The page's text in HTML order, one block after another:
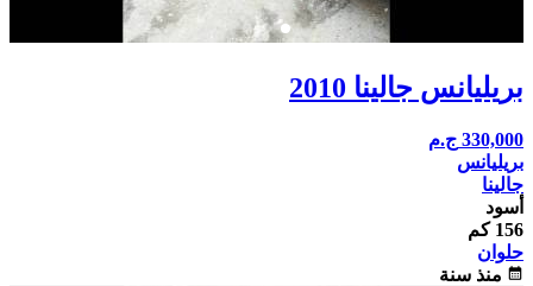
بريليانس جالينا 2010
330,000 ج.م
بريليانس
جالينا
أسود
156 كم
حلوان
calendar_month منذ سنة